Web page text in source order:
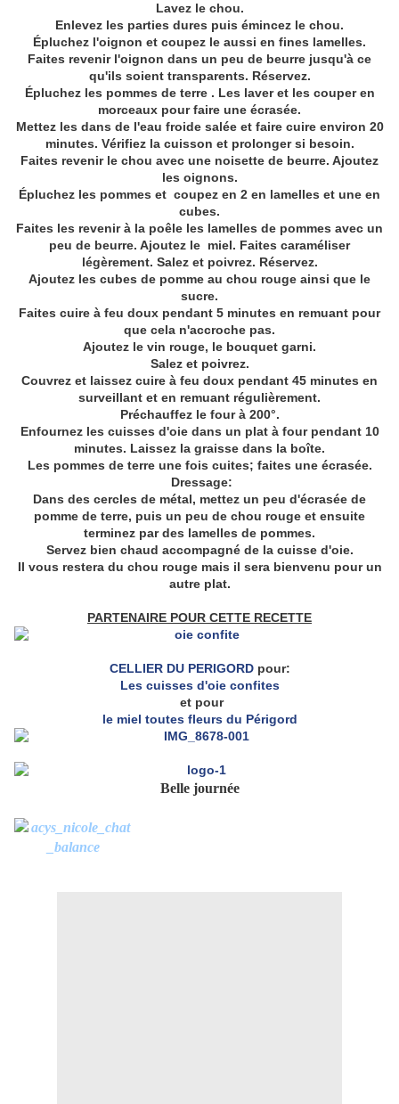
Lavez le chou.
Enlevez les parties dures puis émincez le chou.
Épluchez l'oignon et coupez le aussi en fines lamelles.
Faites revenir l'oignon dans un peu de beurre jusqu'à ce
qu'ils soient transparents. Réservez.
Épluchez les pommes de terre . Les laver et les couper en
morceaux pour faire une écrasée.
Mettez les dans de l'eau froide salée et faire cuire environ 20
minutes. Vérifiez la cuisson et prolonger si besoin.
Faites revenir le chou avec une noisette de beurre. Ajoutez
les oignons.
Épluchez les pommes et coupez en 2 en lamelles et une en
cubes.
Faites les revenir à la poêle les lamelles de pommes avec un
peu de beurre. Ajoutez le miel. Faites caraméliser
légèrement. Salez et poivrez. Réservez.
Ajoutez les cubes de pomme au chou rouge ainsi que le
sucre.
Faites cuire à feu doux pendant 5 minutes en remuant pour
que cela n'accroche pas.
Ajoutez le vin rouge, le bouquet garni.
Salez et poivrez.
Couvrez et laissez cuire à feu doux pendant 45 minutes en
surveillant et en remuant régulièrement.
Préchauffez le four à 200°.
Enfournez les cuisses d'oie dans un plat à four pendant 10
minutes. Laissez la graisse dans la boîte.
Les pommes de terre une fois cuites; faites une écrasée.
Dressage:
Dans des cercles de métal, mettez un peu d'écrasée de
pomme de terre, puis un peu de chou rouge et ensuite
terminez par des lamelles de pommes.
Servez bien chaud accompagné de la cuisse d'oie.
Il vous restera du chou rouge mais il sera bienvenu pour un
autre plat.
PARTENAIRE POUR CETTE RECETTE
CELLIER DU PERIGORDpour:
Les cuisses d'oie confites
et pour
le miel toutes fleurs du Périgord
Belle journée